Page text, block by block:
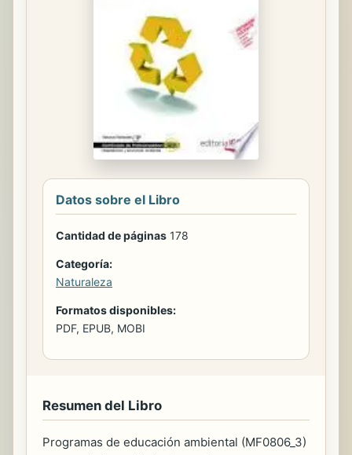
Datos sobre el Libro
Cantidad de páginas 178
Categoría:
Naturaleza
Formatos disponibles:
PDF, EPUB, MOBI
Resumen del Libro
Programas de educación ambiental (MF0806_3)